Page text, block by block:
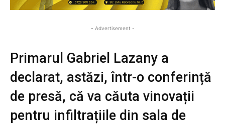
- Advertisement -
Primarul Gabriel Lazany a
declarat, astăzi, într-o conferință
de presă, că va căuta vinovații
pentru infiltrațiile din sala de